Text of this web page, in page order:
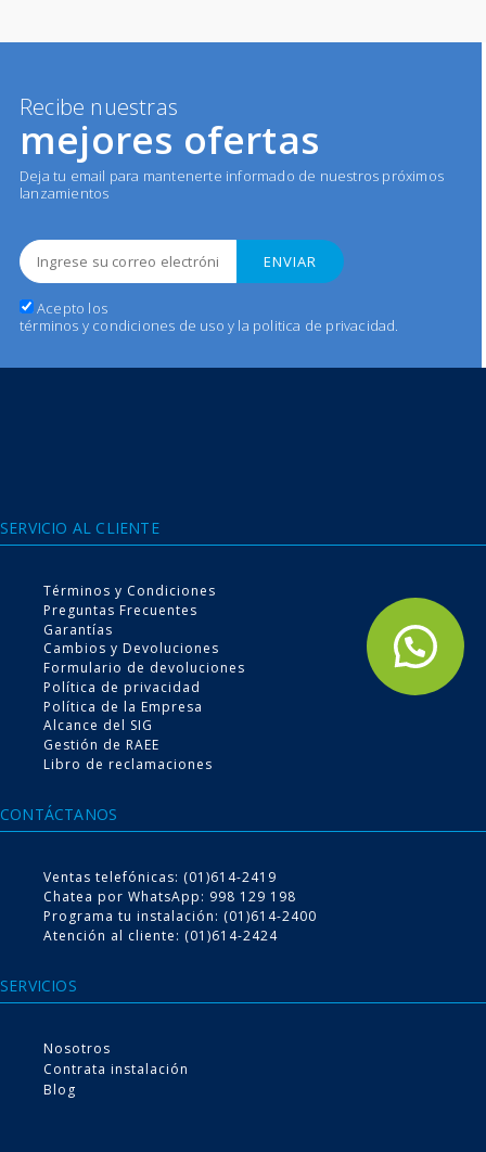
Recibe nuestras
mejores ofertas
Deja tu email para mantenerte informado de nuestros próximos
lanzamientos
Acepto los
términos y condiciones de uso y la politica de privacidad.
Expel Antibacteriana
de 4 niveles de protección
VER MÁS
Conoce nuestro
Servicio de instalación
llevamos e instalamos
SERVICIO AL CLIENTE
Términos y Condiciones
Preguntas Frecuentes
Garantías
Cambios y Devoluciones
Formulario de devoluciones
Política de privacidad
Política de la Empresa
Alcance del SIG
Gestión de RAEE
Libro de reclamaciones
CONTÁCTANOS
Ventas telefónicas: (01)614-2419
Chatea por WhatsApp: 998 129 198
Programa tu instalación: (01)614-2400
Atención al cliente: (01)614-2424
SERVICIOS
Nosotros
Contrata instalación
Blog